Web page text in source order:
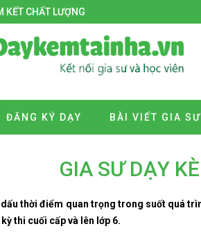
KẾT CHẤT LƯỢNG
ĐĂNG KÝ DẠY BÀI VIẾT GIA SƯ
GIA SƯ DẠY
dấu thời điểm quan trọng trong suốt quá
thi cuối cấp và lên lớp 6.